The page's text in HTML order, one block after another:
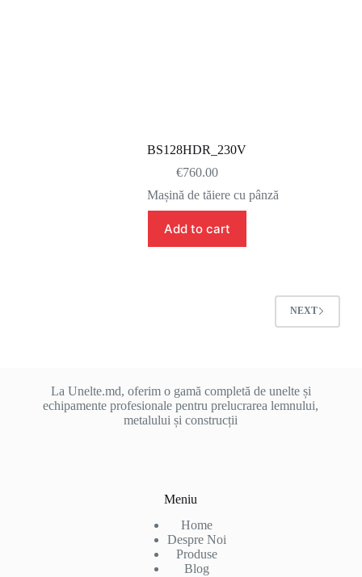
BS128HDR_230V
€760.00
Mașină de tăiere cu pânză
Add to cart
NEXT
La Unelte.md, oferim o gamă completă de unelte și
echipamente profesionale pentru prelucrarea lemnului,
metalului și construcții
Meniu
Home
Despre Noi
Produse
Blog